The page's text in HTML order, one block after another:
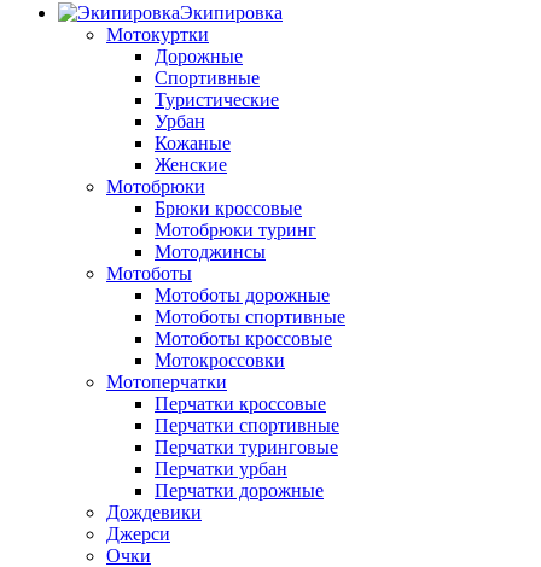
Экипировка
Мотокуртки
Дорожные
Спортивные
Туристические
Урбан
Кожаные
Женские
Мотобрюки
Брюки кроссовые
Мотобрюки туринг
Мотоджинсы
Мотоботы
Мотоботы дорожные
Мотоботы спортивные
Мотоботы кроссовые
Мотокроссовки
Мотоперчатки
Перчатки кроссовые
Перчатки спортивные
Перчатки туринговые
Перчатки урбан
Перчатки дорожные
Дождевики
Джерси
Очки